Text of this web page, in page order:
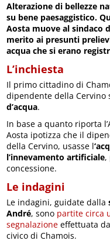
Alterazione di bellezze
su bene paesaggistico.
Aosta muove al sindaco
merito ai presunti
acqua che si erano
L’inchiesta
Il primo cittadino di
dipendente della Cervino
d’acqua.
In base a quanto riporta
Aosta ipotizza che il
della Cervino, usasse l
l’innevamento artificiale,
concessione.
Le indagini
Le indagini, guidate dalla
André, sono partite circa
segnalazione effettuata
civico di Chamois.